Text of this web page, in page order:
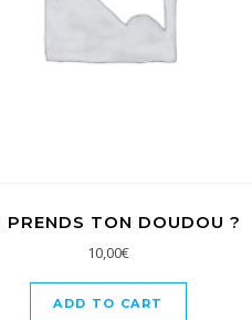
PRENDS TON DOUDOU ?
10,00€
ADD TO CART